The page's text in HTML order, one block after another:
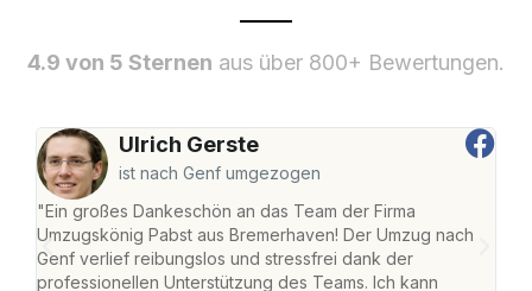
4.9 von 5 Sternen aus über 800+ Bewertungen.
Ulrich Gerste
ist nach Genf umgezogen
"Ein großes Dankeschön an das Team der Firma
Umzugskönig Pabst aus Bremerhaven! Der Umzug nach
Genf verlief reibungslos und stressfrei dank der
professionellen Unterstützung des Teams. Ich kann